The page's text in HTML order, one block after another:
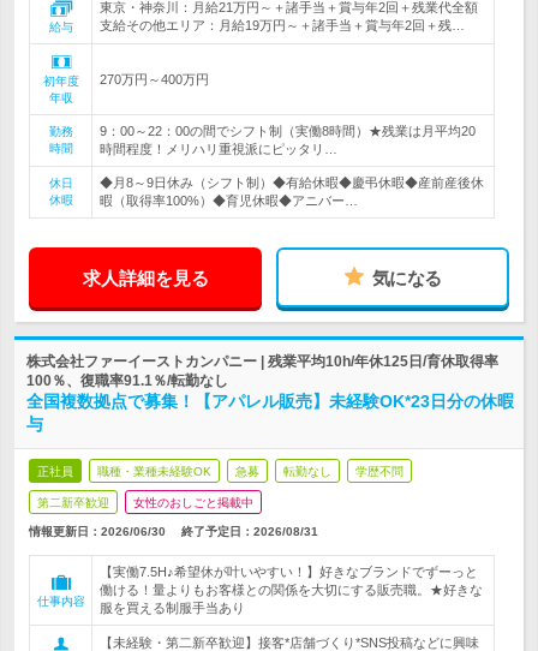
給与
東京・神奈川：月給21万円～＋諸手当＋賞与年2回＋残業代全額
支給その他エリア：月給19万円～＋諸手当＋賞与年2回＋残…
初年度
年収
270万円～400万円
勤務
時間
9：00～22：00の間でシフト制（実働8時間）★残業は月平均20
時間程度！メリハリ重視派にピッタリ…
休日
休暇
◆月8～9日休み（シフト制）◆有給休暇◆慶弔休暇◆産前産後休
暇（取得率100%）◆育児休暇◆アニバー…
求人詳細を見る 気になる
株式会社ファーイーストカンパニー | 残業平均10h/年休125日/育休取得率
100％、復職率91.1％/転勤なし
全国複数拠点で募集！【アパレル販売】未経験OK*23日分の休暇
与
正社員 職種・業種未経験OK 急募 転勤なし 学歴不問
第二新卒歓迎 女性のおしごと掲載中
情報更新日：2026/06/30 終了予定日： 2026/08/31
仕事内容
【実働7.5H♪希望休が叶いやすい！】好きなブランドでずーっと
働ける！量よりもお客様との関係を大切にする販売職。★好きな
服を買える制服手当あり
【未経験・第二新卒歓迎】接客*店舗づくり*SNS投稿などに興味